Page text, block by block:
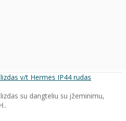
v/t Hermes IP44 rudas
su dangteliu su įžeminimu,